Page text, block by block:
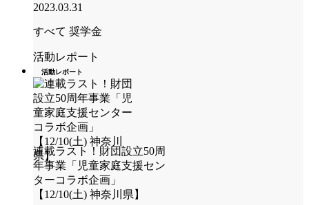
2023.03.31
すべて 奨学金
活動レポート
活動レポート
連載ラスト！財団設立50周
年事業「児童家庭支援セン
ターコラボ企画」
【12/10(土) 神奈川県】